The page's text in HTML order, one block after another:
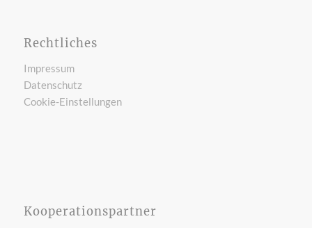
Rechtliches
Impressum
Datenschutz
Cookie-Einstellungen
Kooperationspartner